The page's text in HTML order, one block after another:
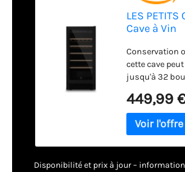
LES PETITS
Cave à Vin
Plan 32
CAVCEB32
Edition,
82 L, Design
Élégant en
Inoxydable,
Réglable de
Conservation
cette cave
jusqu'à 32
conserver tous
dans des
idéales. Avec
suffisamment
449,99
Disponibilité et prix à jour –